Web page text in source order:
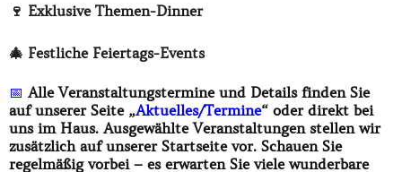
🍷 Exklusive Themen-Dinner
🎄 Festliche Feiertags-Events
📅 Alle Veranstaltungstermine und Details finden Sie
auf unserer Seite „Aktuelles/Termine“ oder direkt bei
uns im Haus. Ausgewählte Veranstaltungen stellen wir
zusätzlich auf unserer Startseite vor. Schauen Sie
regelmäßig vorbei – es erwarten Sie viele wunderbare